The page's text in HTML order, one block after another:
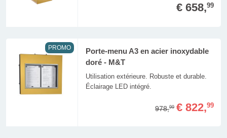
€ 658,99
PROMO
Porte-menu A3 en acier inoxydable
doré - M&T
Utilisation extérieure. Robuste et durable.
Éclairage LED intégré.
978,99 € 822,99